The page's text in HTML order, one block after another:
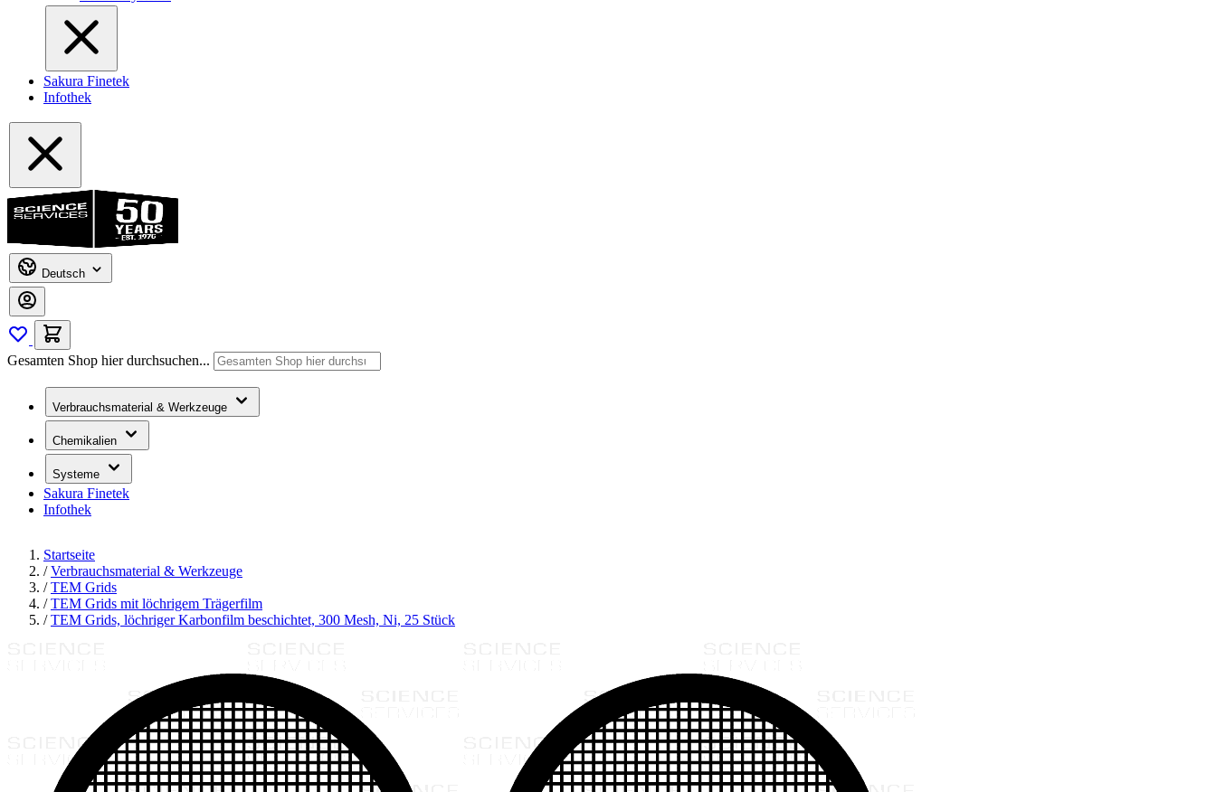
Sakura Finetek
Infothek
Deutsch
Gesamten Shop hier durchsuchen...
Verbrauchsmaterial & Werkzeuge
Chemikalien
Systeme
Sakura Finetek
Infothek
Startseite
/ Verbrauchsmaterial & Werkzeuge
/ TEM Grids
/ TEM Grids mit löchrigem Trägerfilm
/ TEM Grids, löchriger Karbonfilm beschichtet, 300 Mesh, Ni, 25 Stück